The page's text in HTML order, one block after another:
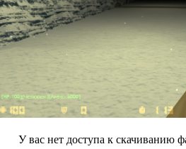
У вас нет доступа к скачиванию